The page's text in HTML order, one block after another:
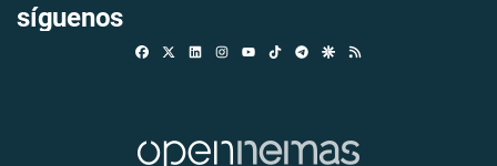
síguenos
FacebookLinkedinInstagramTikTokTelegramGoogle Discover